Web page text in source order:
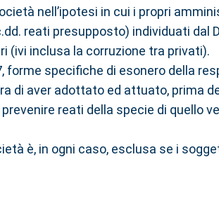
nell’ipotesi in cui i propri
reati presupposto) individuati dal
(ivi inclusa la corruzione tra privati).
forme specifiche di esonero della
di aver adottato ed attuato, prima
reati della specie di quello
è, in ogni caso, esclusa se i